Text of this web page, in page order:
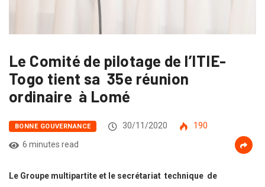
Le Comité de pilotage de l’ITIE-
Togo tient sa 35e réunion
ordinaire à Lomé
BONNE GOUVERNANCE 30/11/2020
190
6 minutes read
Le Groupe multipartite et le secrétariat technique de